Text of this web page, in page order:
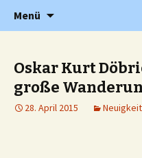
PGS
Grundschule in
Menü
Oskar Kurt
große
28. April 2015